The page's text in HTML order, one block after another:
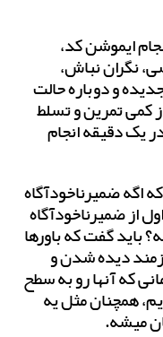
ایموشن کد،
نگران نباش،
و دوباره حالت
کمی تمرین و تسلط
یک دقیقه انجام
اگه ضمیرناخودآگاه
از ضمیرناخودآگاه
گفت که باورها
دیده شدن و
که آنها رو به سطح
همچنان مثل یه
میشه.